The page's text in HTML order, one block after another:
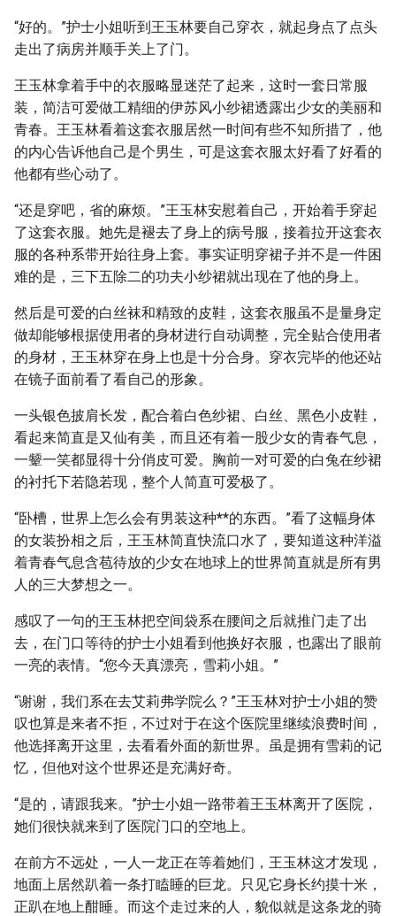
“好的。”护士小姐听到王玉林要自己穿衣，就起身点了点头
走出了病房并顺手关上了门。
王玉林拿着手中的衣服略显迷茫了起来，这时一套日常服
装，简洁可爱做工精细的伊苏风小纱裙透露出少女的美丽和
青春。王玉林看着这套衣服居然一时间有些不知所措了，他
的内心告诉他自己是个男生，可是这套衣服太好看了好看的
他都有些心动了。
“还是穿吧，省的麻烦。”王玉林安慰着自己，开始着手穿起
了这套衣服。她先是褪去了身上的病号服，接着拉开这套衣
服的各种系带开始往身上套。事实证明穿裙子并不是一件困
难的是，三下五除二的功夫小纱裙就出现在了他的身上。
然后是可爱的白丝袜和精致的皮鞋，这套衣服虽不是量身定
做却能够根据使用者的身材进行自动调整，完全贴合使用者
的身材，王玉林穿在身上也是十分合身。穿衣完毕的他还站
在镜子面前看了看自己的形象。
一头银色披肩长发，配合着白色纱裙、白丝、黑色小皮鞋，
看起来简直是又仙有美，而且还有着一股少女的青春气息，
一颦一笑都显得十分俏皮可爱。胸前一对可爱的白兔在纱裙
的衬托下若隐若现，整个人简直可爱极了。
“卧槽，世界上怎么会有男装这种**的东西。”看了这幅身体
的女装扮相之后，王玉林简直快流口水了，要知道这种洋溢
着青春气息含苞待放的少女在地球上的世界简直就是所有男
人的三大梦想之一。
感叹了一句的王玉林把空间袋系在腰间之后就推门走了出
去，在门口等待的护士小姐看到他换好衣服，也露出了眼前
一亮的表情。“您今天真漂亮，雪莉小姐。”
“谢谢，我们系在去艾莉弗学院么？”王玉林对护士小姐的赞
叹也算是来者不拒，不过对于在这个医院里继续浪费时间，
他选择离开这里，去看看外面的新世界。虽是拥有雪莉的记
忆，但他对这个世界还是充满好奇。
“是的，请跟我来。”护士小姐一路带着王玉林离开了医院，
她们很快就来到了医院门口的空地上。
在前方不远处，一人一龙正在等着她们，王玉林这才发现，
地面上居然趴着一条打瞌睡的巨龙。只见它身长约摸十米，
正趴在地上酣睡。而这个走过来的人，貌似就是这条龙的骑